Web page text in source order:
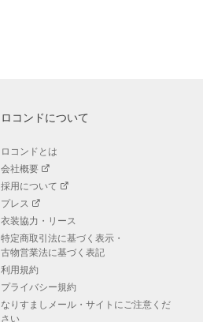
ロコンドについて
ロコンドとは
会社概要
採用について
プレス
衣装協力・リース
特定商取引法に基づく表示・
古物営業法に基づく表記
利用規約
プライバシー規約
なりすましメール・サイトにご注意くだ
さい